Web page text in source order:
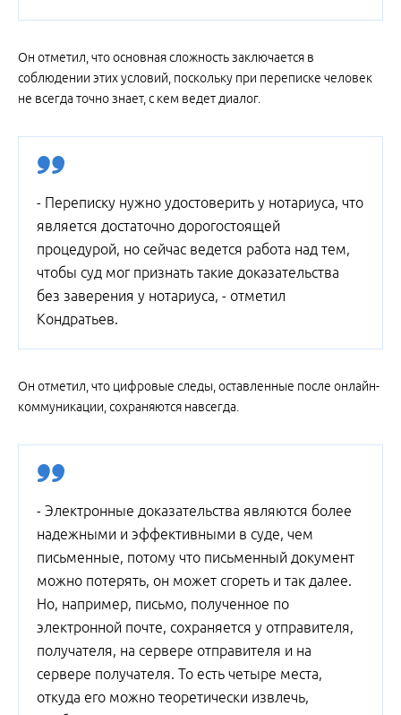
Он отметил, что основная сложность заключается в
соблюдении этих условий, поскольку при переписке человек
не всегда точно знает, с кем ведет диалог.
- Переписку нужно удостоверить у нотариуса, что
является достаточно дорогостоящей
процедурой, но сейчас ведется работа над тем,
чтобы суд мог признать такие доказательства
без заверения у нотариуса, - отметил
Кондратьев.
Он отметил, что цифровые следы, оставленные после онлайн-
коммуникации, сохраняются навсегда.
- Электронные доказательства являются более
надежными и эффективными в суде, чем
письменные, потому что письменный документ
можно потерять, он может сгореть и так далее.
Но, например, письмо, полученное по
электронной почте, сохраняется у отправителя,
получателя, на сервере отправителя и на
сервере получателя. То есть четыре места,
откуда его можно теоретически извлечь,